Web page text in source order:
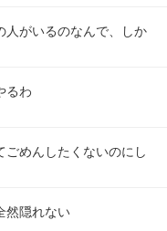
人がいるのなんで、しか
るわ
めんしたくないのにし
然隠れない